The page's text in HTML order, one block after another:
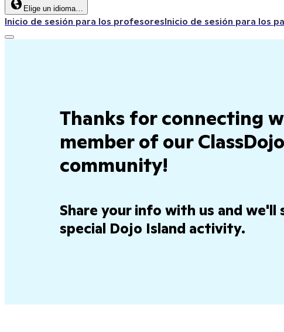
Elige un idioma…
Inicio de sesión para los profesoresInicio de sesión para los
Thanks for connecting
member of our ClassDojo
community!
Share your info with us and we'll
special Dojo Island activity.